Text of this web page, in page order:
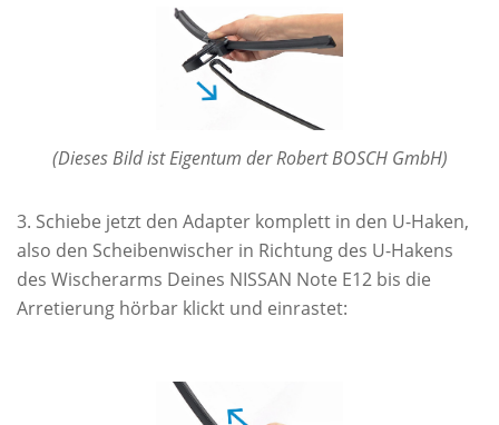
(Dieses Bild ist Eigentum der Robert BOSCH GmbH)
Schiebe jetzt den Adapter komplett in den U-Haken,
also den Scheibenwischer in Richtung des U-Hakens
des Wischerarms Deines NISSAN Note E12 bis die
Arretierung hörbar klickt und einrastet: